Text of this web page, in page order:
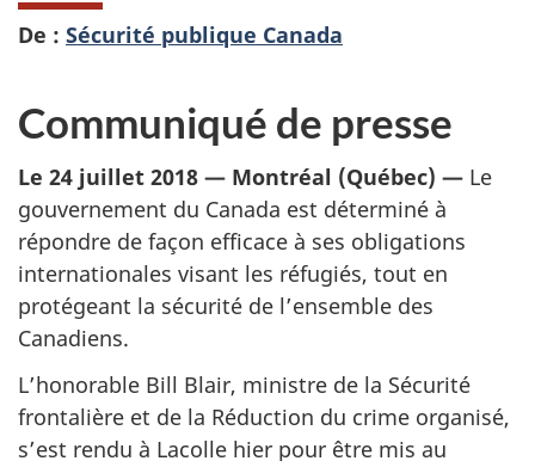
De : Sécurité publique Canada
Communiqué de presse
Le 24 juillet 2018 — Montréal (Québec) — Le
gouvernement du Canada est déterminé à
répondre de façon efficace à ses obligations
internationales visant les réfugiés, tout en
protégeant la sécurité de l’ensemble des
Canadiens.
L’honorable Bill Blair, ministre de la Sécurité
frontalière et de la Réduction du crime organisé,
s’est rendu à Lacolle hier pour être mis au